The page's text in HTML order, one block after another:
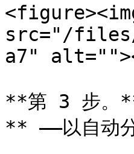
src="/files/
a7"
**第 3 步。**
** ——以自动分